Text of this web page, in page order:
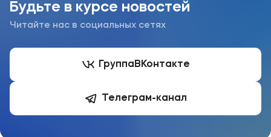
Будьте в курсе новостей
Читайте нас в социальных сетях
Группа ВКонтакте
Телеграм-канал